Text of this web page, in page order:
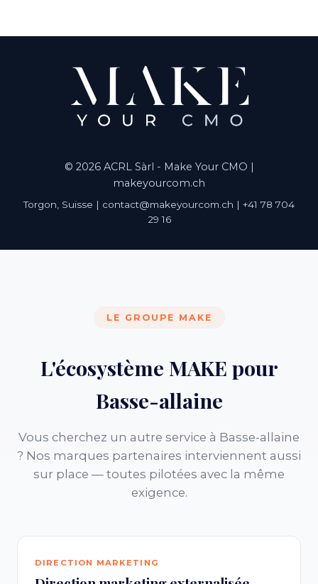
© 2026 ACRL Sàrl - Make Your CMO |
makeyourcom.ch
Torgon, Suisse | contact@makeyourcom.ch | +41 78 704
29 16
LE GROUPE MAKE
L'écosystème MAKE pour
Basse-allaine
Vous cherchez un autre service à Basse-allaine
? Nos marques partenaires interviennent aussi
sur place — toutes pilotées avec la même
exigence.
DIRECTION MARKETING